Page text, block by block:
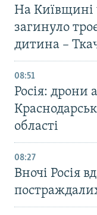
На Київщині
загинуло
дитина –
08:51
Росія: дрони
області
08:27
Вночі Росія